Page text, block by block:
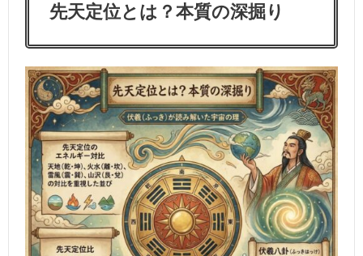
先天定位とは？本質の深掘り